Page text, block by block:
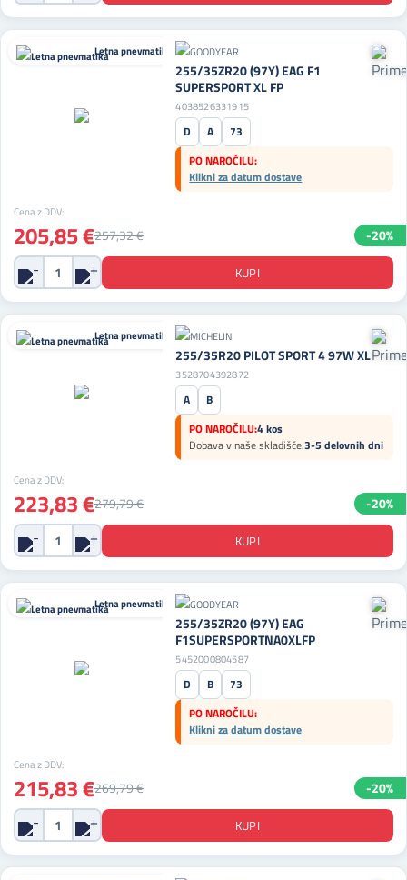
Letna pnevmatika
255/35ZR20 (97Y) EAG F1
SUPERSPORT XL FP
4038526331915
D A
73
PO NAROČILU:
Klikni za datum dostave
Cena z DDV:
205,85 €257,32 € -20%
Letna pnevmatika
255/35R20 PILOT SPORT 4 97W XL
3528704392872
A
B
PO NAROČILU:4 kos
Dobava v naše skladišče:3-5 delovnih dni
Cena z DDV:
223,83 €279,79 € -20%
Letna pnevmatika
255/35ZR20 (97Y) EAG
F1SUPERSPORTNA0XLFP
5452000804587
D B
73
PO NAROČILU:
Klikni za datum dostave
Cena z DDV:
215,83 €269,79 € -20%